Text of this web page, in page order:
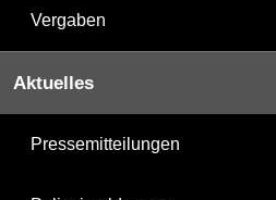
Vergaben
Aktuelles
Pressemitteilungen